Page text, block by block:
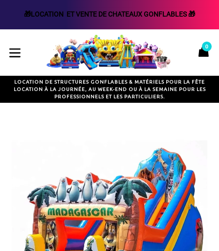
🎁LOCATION  ET VENTE DE CHATEAUX GONFLABLES 🎁
au
contenudévelopper/réduire
0
LOCATION DE STRUCTURES GONFLABLES & MATÉRIELS POUR LA FÊTE
LOCATION À LA JOURNÉE, AU WEEK-END OU À LA SEMAINE POUR LES
PROFESSIONNELS ET LES PARTICULIERS.